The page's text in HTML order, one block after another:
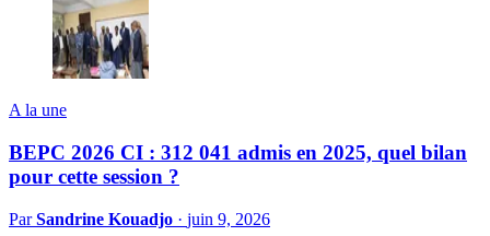
A la une
BEPC 2026 CI : 312 041 admis en 2025, quel bilan
pour cette session ?
ParSandrine Kouadjo · juin 9, 2026